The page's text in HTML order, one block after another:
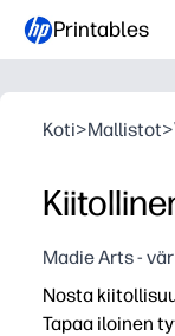
Printables
Koti>Mallistot>
Madie Arts -
Nosta
Tapaa iloinen